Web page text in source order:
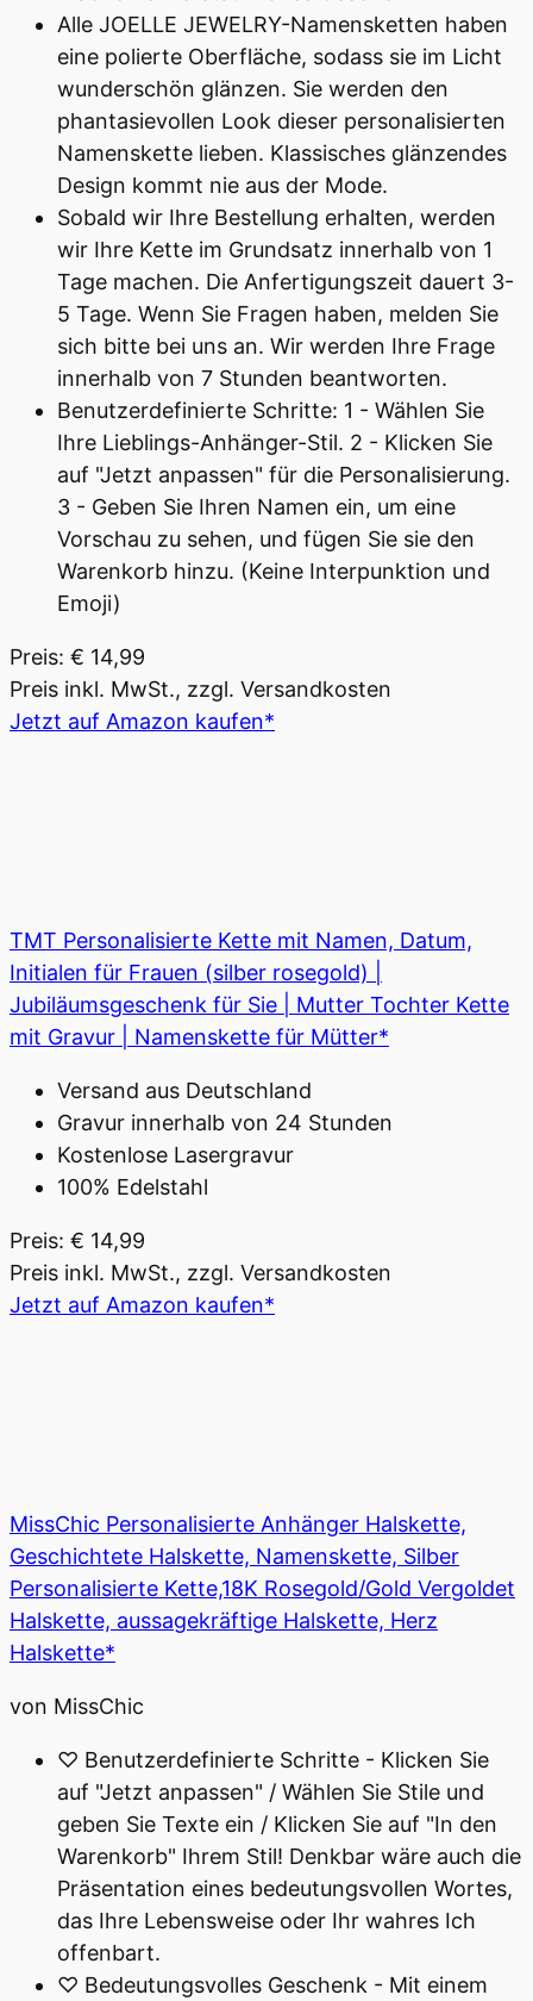
Alle JOELLE JEWELRY-Namensketten haben
eine polierte Oberfläche, sodass sie im Licht
wunderschön glänzen. Sie werden den
phantasievollen Look dieser personalisierten
Namenskette lieben. Klassisches glänzendes
Design kommt nie aus der Mode.
Sobald wir Ihre Bestellung erhalten, werden
wir Ihre Kette im Grundsatz innerhalb von 1
Tage machen. Die Anfertigungszeit dauert 3-
5 Tage. Wenn Sie Fragen haben, melden Sie
sich bitte bei uns an. Wir werden Ihre Frage
innerhalb von 7 Stunden beantworten.
Benutzerdefinierte Schritte: 1 - Wählen Sie
Ihre Lieblings-Anhänger-Stil. 2 - Klicken Sie
auf "Jetzt anpassen" für die Personalisierung.
3 - Geben Sie Ihren Namen ein, um eine
Vorschau zu sehen, und fügen Sie sie den
Warenkorb hinzu. (Keine Interpunktion und
Emoji)
Preis: € 14,99
Preis inkl. MwSt., zzgl. Versandkosten
Jetzt auf Amazon kaufen*
TMT Personalisierte Kette mit Namen, Datum,
Initialen für Frauen (silber rosegold) |
Jubiläumsgeschenk für Sie | Mutter Tochter Kette
mit Gravur | Namenskette für Mütter*
Versand aus Deutschland
Gravur innerhalb von 24 Stunden
Kostenlose Lasergravur
100% Edelstahl
Preis: € 14,99
Preis inkl. MwSt., zzgl. Versandkosten
Jetzt auf Amazon kaufen*
MissChic Personalisierte Anhänger Halskette,
Geschichtete Halskette, Namenskette, Silber
Personalisierte Kette,18K Rosegold/Gold Vergoldet
Halskette, aussagekräftige Halskette, Herz
Halskette*
von MissChic
♡ Benutzerdefinierte Schritte - Klicken Sie
auf "Jetzt anpassen" / Wählen Sie Stile und
geben Sie Texte ein / Klicken Sie auf "In den
Warenkorb" Ihrem Stil! Denkbar wäre auch die
Präsentation eines bedeutungsvollen Wortes,
das Ihre Lebensweise oder Ihr wahres Ich
offenbart.
♡ Bedeutungsvolles Geschenk - Mit einem